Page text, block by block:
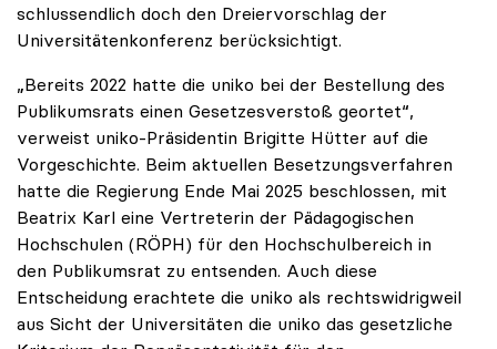
schlussendlich doch den Dreiervorschlag der
Universitätenkonferenz berücksichtigt.
„Bereits 2022 hatte die uniko bei der Bestellung des
Publikumsrats einen Gesetzesverstoß geortet“,
verweist uniko-Präsidentin Brigitte Hütter auf die
Vorgeschichte. Beim aktuellen Besetzungsverfahren
hatte die Regierung Ende Mai 2025 beschlossen, mit
Beatrix Karl eine Vertreterin der Pädagogischen
Hochschulen (RÖPH) für den Hochschulbereich in
den Publikumsrat zu entsenden. Auch diese
Entscheidung erachtete die uniko als rechtswidrigweil
aus Sicht der Universitäten die uniko das gesetzliche